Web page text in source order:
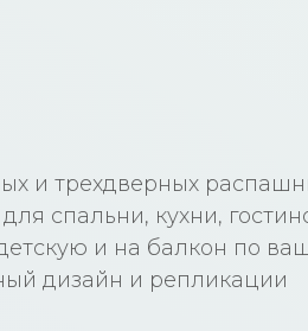
и трехдверных
спальни, кухни,
и на балкон по
дизайн и репликации